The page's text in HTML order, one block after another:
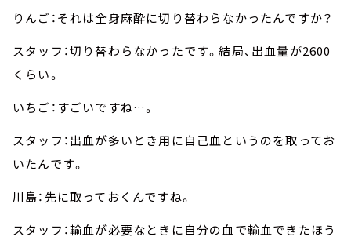
りんご：それは全身麻酔に切り替わらなかったんですか？
スタッフ：切り替わらなかったです。結局、出血量が2600
くらい。
いちご：すごいですね…。
スタッフ：出血が多いとき用に自己血というのを取ってお
いたんです。
川島：先に取っておくんですね。
スタッフ：輸血が必要なときに自分の血で輸血できたほう